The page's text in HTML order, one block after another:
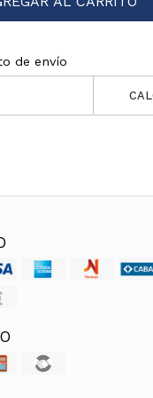
de envío